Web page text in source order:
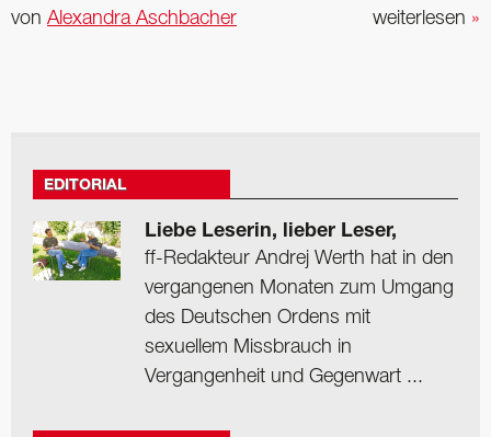
weiterlesen »
von Alexandra Aschbacher
EDITORIAL
Liebe Leserin, lieber Leser,
ff-Redakteur Andrej Werth hat in den
vergangenen Monaten zum Umgang
des Deutschen Ordens mit
sexuellem Missbrauch in
Vergangenheit und Gegenwart ...